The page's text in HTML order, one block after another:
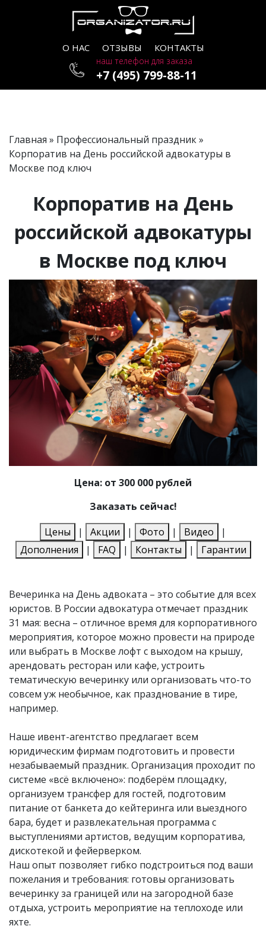
О НАС ОТЗЫВЫ КОНТАКТЫ
наш телефон для заказа
+7 (495) 799-88-11
Главная » Профессиональный праздник»
Корпоратив на День российской адвокатуры в
Москве под ключ
Корпоратив на День
российской адвокатуры
в Москве под ключ
Цена: от 300 000 рублей
Заказать сейчас!
Цены
| Акции | Фото | Видео
|
Дополнения
| FAQ | Контакты | Гарантии
Вечеринка на День адвоката – это событие для всех
юристов. В России адвокатура отмечает праздник
31 мая: весна – отличное время для корпоративного
мероприятия, которое можно провести на природе
или выбрать в Москве лофт с выходом на крышу,
арендовать ресторан или кафе, устроить
тематическую вечеринку или организовать что-то
совсем уж необычное, как празднование в тире,
например.
Наше ивент-агентство предлагает всем
юридическим фирмам подготовить и провести
незабываемый праздник. Организация проходит по
системе «всё включено»: подберём площадку,
организуем трансфер для гостей, подготовим
питание от банкета до кейтеринга или выездного
бара, будет и развлекательная программа с
выступлениями артистов, ведущим корпоратива,
дискотекой и фейерверком.
Наш опыт позволяет гибко подстроиться под ваши
пожелания и требования: готовы организовать
вечеринку за границей или на загородной базе
отдыха, устроить мероприятие на теплоходе или
яхте.